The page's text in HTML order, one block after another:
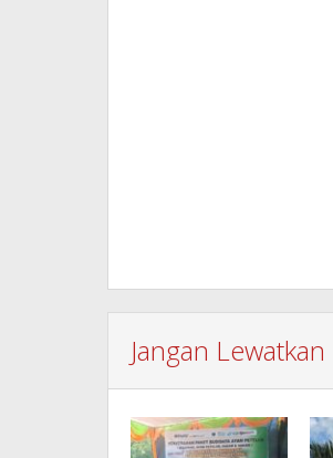
Jangan Lewatkan